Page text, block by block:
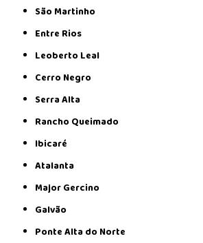
São Martinho
Entre Rios
Leoberto Leal
Cerro Negro
Serra Alta
Rancho Queimado
Ibicaré
Atalanta
Major Gercino
Galvão
Ponte Alta do Norte